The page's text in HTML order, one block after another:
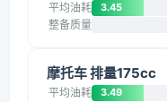
平均油耗 3.45
整备质量
摩托车 排量175cc
平均油耗 3.49